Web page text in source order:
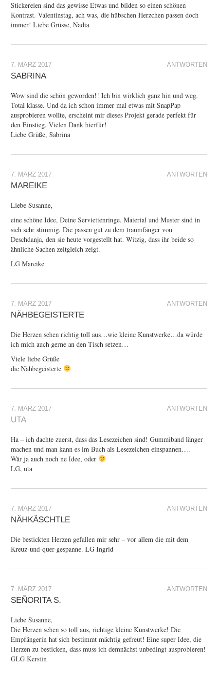
Stickereien sind das gewisse Etwas und bilden so einen schönen
Kontrast. Valentinstag, ach was, die hübschen Herzchen passen doch
immer! Liebe Grüsse, Nadia
ANTWORTEN
7. MÄRZ 2017
SABRINA
Wow sind die schön geworden!! Ich bin wirklich ganz hin und weg.
Total klasse. Und da ich schon immer mal etwas mit SnapPap
ausprobieren wollte, erscheint mir dieses Projekt gerade perfekt für
den Einstieg. Vielen Dank hierfür!
Liebe Grüße, Sabrina
ANTWORTEN
7. MÄRZ 2017
MAREIKE
Liebe Susanne,
eine schöne Idee, Deine Serviettenringe. Material und Muster sind in
sich sehr stimmig. Die passen gut zu dem traumfänger von
Deschdanja, den sie heute vorgestellt hat. Witzig, dass ihr beide so
ähnliche Sachen zeitgleich zeigt.
LG Mareike
ANTWORTEN
7. MÄRZ 2017
NÄHBEGEISTERTE
Die Herzen sehen richtig toll aus…wie kleine Kunstwerke…da würde
ich mich auch gerne an den Tisch setzen…
Viele liebe Grüße
die Nähbegeisterte
ANTWORTEN
7. MÄRZ 2017
UTA
Ha – ich dachte zuerst, dass das Lesezeichen sind! Gummiband länger
machen und man kann es im Buch als Lesezeichen einspannen….
Wär ja auch noch ne Idee, oder
LG, uta
ANTWORTEN
7. MÄRZ 2017
NÄHKÄSCHTLE
Die bestickten Herzen gefallen mir sehr – vor allem die mit dem
Kreuz-und-quer-gespanne. LG Ingrid
ANTWORTEN
7. MÄRZ 2017
SEÑORITA S.
Liebe Susanne,
Die Herzen sehen so toll aus, richtige kleine Kunstwerke! Die
Empfängerin hat sich bestimmt mächtig gefreut! Eine super Idee, die
Herzen zu besticken, dass muss ich demnächst unbedingt ausprobieren!
GLG Kerstin